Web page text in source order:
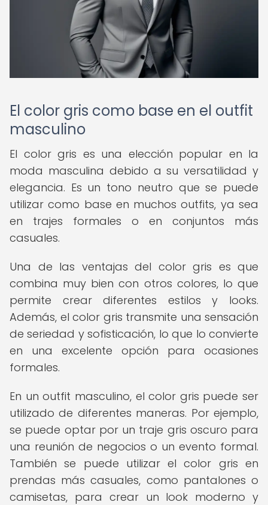
El color gris como base en el outfit
masculino
El color gris es una elección popular en la
moda masculina debido a su versatilidad y
elegancia. Es un tono neutro que se puede
utilizar como base en muchos outfits, ya sea
en trajes formales o en conjuntos más
casuales.
Una de las ventajas del color gris es que
combina muy bien con otros colores, lo que
permite crear diferentes estilos y looks.
Además, el color gris transmite una sensación
de seriedad y sofisticación, lo que lo convierte
en una excelente opción para ocasiones
formales.
En un outfit masculino, el color gris puede ser
utilizado de diferentes maneras. Por ejemplo,
se puede optar por un traje gris oscuro para
una reunión de negocios o un evento formal.
También se puede utilizar el color gris en
prendas más casuales, como pantalones o
camisetas, para crear un look moderno y